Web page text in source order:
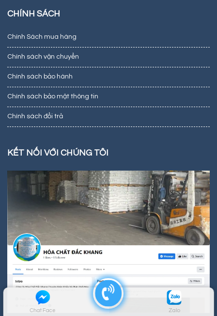
Chat Face Zalo
CHÍNH SÁCH
Chính Sách mua hàng
Chính sách vận chuyển
Chính sách bảo hành
Chính sách bảo mật thông tin
Chính sách đổi trả
KẾT NỐI VỚI CHÚNG TÔI